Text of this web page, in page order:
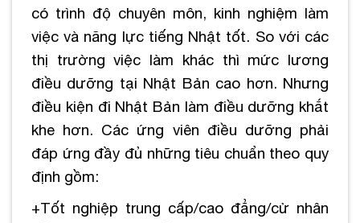
có trình độ chuyên môn, kinh nghiệm làm
việc và năng lực tiếng Nhật tốt. So với các
thị trường việc làm khác thì mức lương
điều dưỡng tại Nhật Bản cao hơn. Nhưng
điều kiện đi Nhật Bản làm điều dưỡng khắt
khe hơn. Các ứng viên điều dưỡng phải
đáp ứng đầy đủ những tiêu chuẩn theo quy
định gồm:
+Tốt nghiệp trung cấp/cao đẳng/cử nhân